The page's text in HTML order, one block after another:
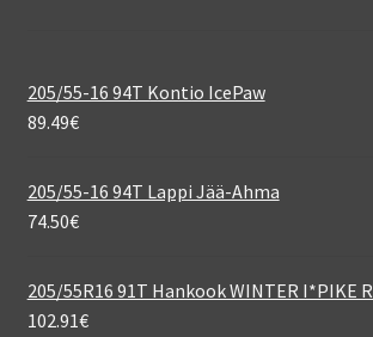
205/55-16 94T Kontio IcePaw
89.49€
205/55-16 94T Lappi Jää-Ahma
74.50€
205/55R16 91T Hankook WINTER I*PIKE
102.91€